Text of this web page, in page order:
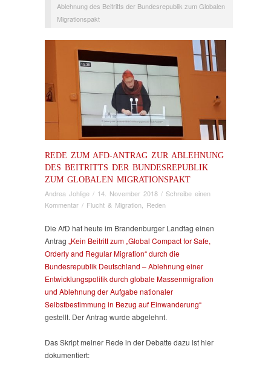
Ablehnung des Beitritts der Bundesrepublik zum Globalen
Migrationspakt
REDE ZUM AFD-ANTRAG ZUR ABLEHNUNG
DES BEITRITTS DER BUNDESREPUBLIK
ZUM GLOBALEN MIGRATIONSPAKT
Andrea Johlige / 14. November 2018 / Schreibe einen
Kommentar / Flucht & Migration Reden
Die AfD hat heute im Brandenburger Landtag einen
Antrag „Kein Beitritt zum „Global Compact for Safe,
Orderly and Regular Migration“ durch die
Bundesrepublik Deutschland – Ablehnung einer
Entwicklungspolitik durch globale Massenmigration
und Ablehnung der Aufgabe nationaler
Selbstbestimmung in Bezug auf Einwanderung“
gestellt. Der Antrag wurde abgelehnt.
Das Skript meiner Rede in der Debatte dazu ist hier
dokumentiert: